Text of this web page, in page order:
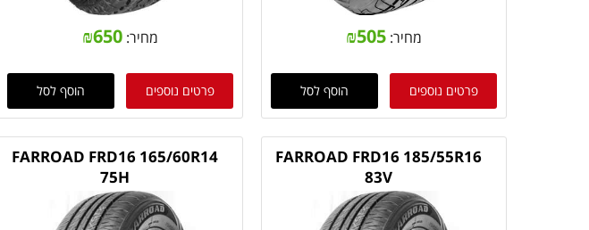
מחיר: ₪505
פרטים נוספים הוסף לסל
מחיר: ₪650
פרטים נוספים הוסף לסל
FARROAD FRD16 185/55R16
83V
FARROAD FRD16 165/60R14
75H